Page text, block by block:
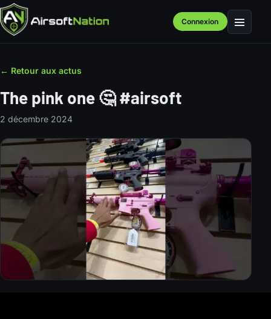
Connexion Menu
← Retour aux actus
The pink one 🤔 #airsoft
2 décembre 2024